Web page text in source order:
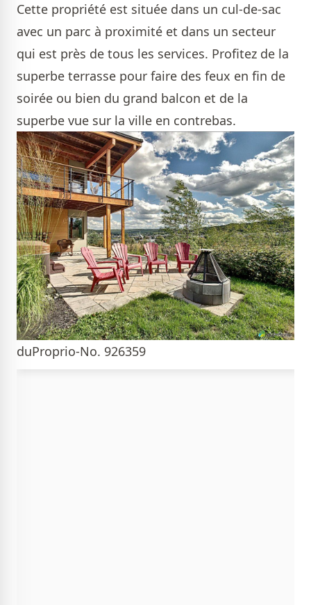
Cette propriété est située dans un cul-de-sac
avec un parc à proximité et dans un secteur
qui est près de tous les services. Profitez de la
superbe terrasse pour faire des feux en fin de
soirée ou bien du grand balcon et de la
superbe vue sur la ville en contrebas.
duProprio-No. 926359